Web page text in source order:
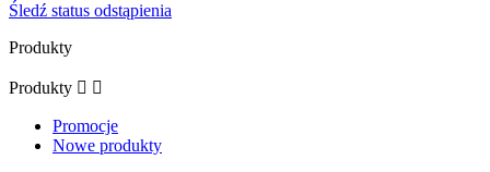
Śledź status odstąpienia
Produkty
Produkty  
Promocje
Nowe produkty